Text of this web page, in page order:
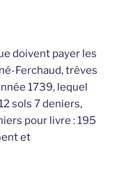
doivent payer les
Ferchaud, trèves
1739, lequel
sols 7 deniers,
pour livre : 195
et